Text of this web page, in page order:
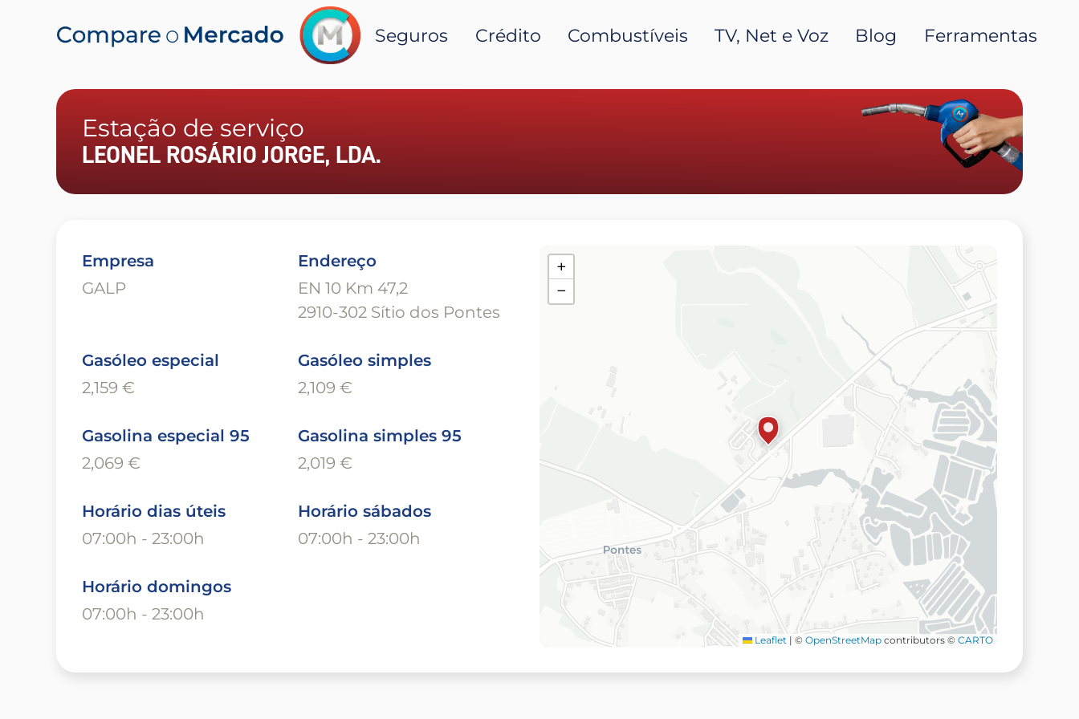
Seguros Crédito Combustíveis TV, Net e Voz Blog Ferramentas
Estação de serviço
LEONEL ROSÁRIO JORGE, LDA.
Empresa
GALP
Endereço
EN 10 Km 47,2
2910-302 Sítio dos Pontes
Gasóleo especial
2,159 €
Gasóleo simples
2,109 €
Gasolina especial 95
2,069 €
Gasolina simples 95
2,019 €
Horário dias úteis
07:00h - 23:00h
Horário sábados
07:00h - 23:00h
Horário domingos
07:00h - 23:00h
+
−
Leaflet | © OpenStreetMap contributors © CARTO